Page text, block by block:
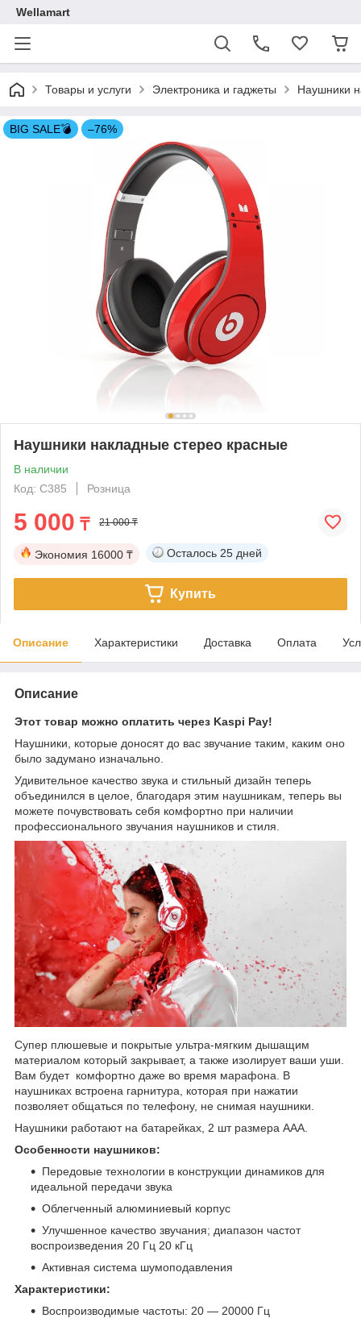
Wellamart
Товары и услуги Электроника и гаджеты Наушники
BIG SALE💣 –76%
Наушники накладные стерео красные
В наличии
Код: C385
Розница
5 000 ₸ 21 000 ₸
Экономия 16000 ₸ Осталось 25 дней
Купить
Описание Характеристики Доставка Оплата
Описание
Этот товар можно оплатить через Kaspi Pay!
Наушники, которые доносят до вас звучание таким, каким оно
было задумано изначально.
Удивительное качество звука и стильный дизайн теперь
объединился в целое, благодаря этим наушникам, теперь вы
можете почувствовать себя комфортно при наличии
профессионального звучания наушников и стиля.
Супер плюшевые и покрытые ультра-мягким дышащим
материалом который закрывает, а также изолирует ваши уши.
Вам будет комфортно даже во время марафона. В
наушниках встроена гарнитура, которая при нажатии
позволяет общаться по телефону, не снимая наушники.
Наушники работают на батарейках, 2 шт размера ААА.
Особенности наушников:
Передовые технологии в конструкции динамиков для
идеальной передачи звука
Облегченный алюминиевый корпус
Улучшенное качество звучания; диапазон частот
воспроизведения 20 Гц 20 кГц
Активная система шумоподавления
Характеристики:
Воспроизводимые частоты: 20 ― 20000 Гц